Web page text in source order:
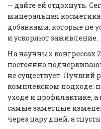
— дайте ей отдохнуть.
минеральная
добавками, которые не
и ускоряют заживление.
На научных конгрессах
постоянно
не существует. Лучший
комплексном подходе:
уходе и профилактике,
самые заметные
через пару дней, а